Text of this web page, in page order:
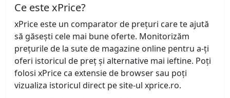
Ce este xPrice?
xPrice este un comparator de prețuri care te ajută
să găsești cele mai bune oferte. Monitorizăm
prețurile de la sute de magazine online pentru a-ți
oferi istoricul de preț și alternative mai ieftine. Poți
folosi xPrice ca extensie de browser sau poți
vizualiza istoricul direct pe site-ul xprice.ro.